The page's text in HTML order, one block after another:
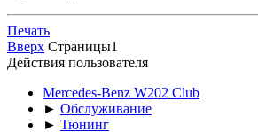
Печать
Вверх Страницы1
Действия пользователя
Mercedes-Benz W202 Club
► Обслуживание
► Тюнинг